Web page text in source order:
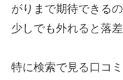
がりまで期待できる
少しでも外れると落
特に検索で見る口コ